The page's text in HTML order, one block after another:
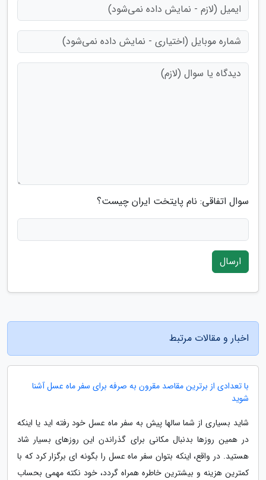
سوال اتفاقی: نام پایتخت ایران چیست؟
ارسال
اخبار و مقالات مرتبط
با تعدادی از برترین مقاصد مقرون به صرفه برای سفر ماه عسل آشنا
شوید
شاید بسیاری از شما سالها پیش به سفر ماه عسل خود رفته اید یا اینکه
در همین روزها بدنبال مکانی برای گذراندن این روزهای بسیار شاد
هستید. در واقع، اینکه بتوان سفر ماه عسل را بگونه ای برگزار کرد که با
کمترین هزینه و بیشترین خاطره همراه گردد، خود نکته مهمی بحساب